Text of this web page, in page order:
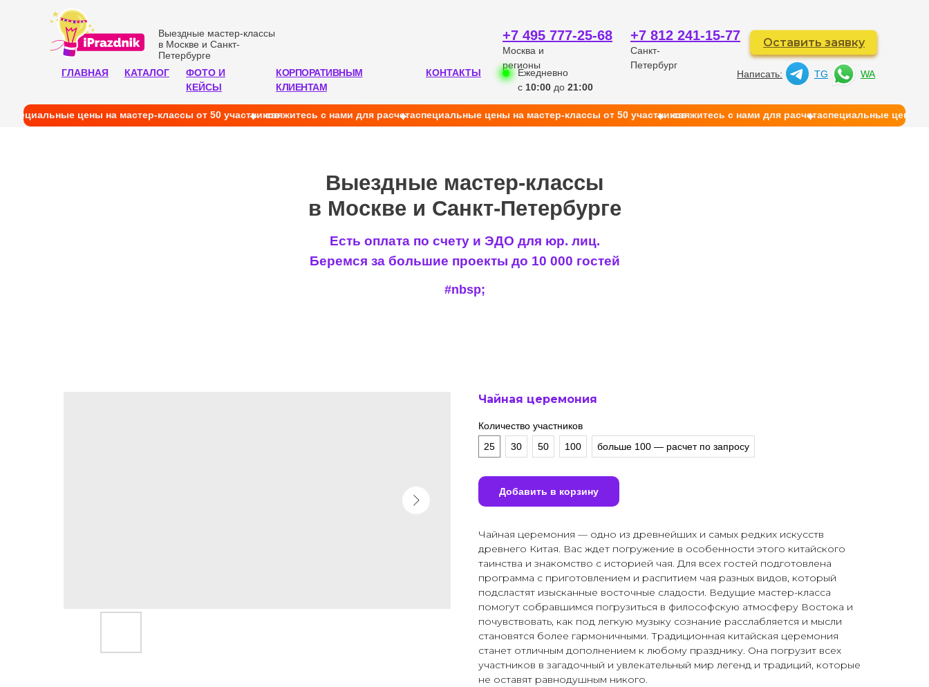
ФОТО И
КЕЙСЫ
КАТАЛОГ
+7 812 241-15-77
+7 495 777-25-68
КОНТАКТЫ
КОРПОРАТИВНЫМ
КЛИЕНТАМ
Оставить заявку
ГЛАВНАЯ
Санкт-
Петербург
Москва и
регионы
Ежедневно
с 10:00 до 21:00
Выездные мастер-классы
в Москве и Санкт-
Петербурге
Написать:
TG WA
cпециальные цены на мастер-классы от 50 участников cпециальные цены
свяжитесь с нами для расчета
cпециальные цены на мастер-классы от 50 участников
свяжитесь с нами для расчета
в Москве и Санкт-Петербурге
Есть оплата по счету и ЭДО для юр. лиц.
Беремся за большие проекты до 10 000 гостей
#nbsp;
Чайная церемония
Количество участников
25
30 50 100 больше 100 — расчет по запросу
Добавить в корзину
Чайная церемония — одно из древнейших и самых редких искусств
древнего Китая. Вас ждет погружение в особенности этого китайского
таинства и знакомство с историей чая. Для всех гостей подготовлена
программа с приготовлением и распитием чая разных видов, который
подсластят изысканные восточные сладости. Ведущие мастер-класса
помогут собравшимся погрузиться в философскую атмосферу Востока и
почувствовать, как под легкую музыку сознание расслабляется и мысли
становятся более гармоничными. Традиционная китайская церемония
станет отличным дополнением к любому празднику. Она погрузит всех
участников в загадочный и увлекательный мир легенд и традиций, которые
не оставят равнодушным никого.